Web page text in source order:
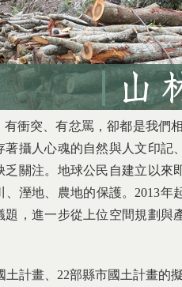
衝突、有忿罵，卻都是我們
攝人心魂的自然與人文印記
關注。地球公民自建立以來
溼地、農地的保護。2013年
，進一步從上位空間規劃與
畫、22部縣市國土計畫的擬